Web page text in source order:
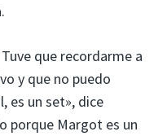
que recordarme a
y que no puedo
es un set», dice
porque Margot es un